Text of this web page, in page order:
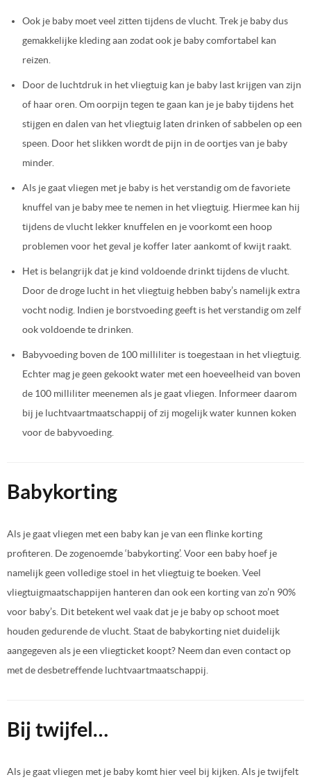
Ook je baby moet veel zitten tijdens de vlucht. Trek je baby dus
gemakkelijke kleding aan zodat ook je baby comfortabel kan
reizen.
Door de luchtdruk in het vliegtuig kan je baby last krijgen van zijn
of haar oren. Om oorpijn tegen te gaan kan je je baby tijdens het
stijgen en dalen van het vliegtuig laten drinken of sabbelen op een
speen. Door het slikken wordt de pijn in de oortjes van je baby
minder.
Als je gaat vliegen met je baby is het verstandig om de favoriete
knuffel van je baby mee te nemen in het vliegtuig. Hiermee kan hij
tijdens de vlucht lekker knuffelen en je voorkomt een hoop
problemen voor het geval je koffer later aankomt of kwijt raakt.
Het is belangrijk dat je kind voldoende drinkt tijdens de vlucht.
Door de droge lucht in het vliegtuig hebben baby’s namelijk extra
vocht nodig. Indien je borstvoeding geeft is het verstandig om zelf
ook voldoende te drinken.
Babyvoeding boven de 100 milliliter is toegestaan in het vliegtuig.
Echter mag je geen gekookt water met een hoeveelheid van boven
de 100 milliliter meenemen als je gaat vliegen. Informeer daarom
bij je luchtvaartmaatschappij of zij mogelijk water kunnen koken
voor de babyvoeding.
Babykorting
Als je gaat vliegen met een baby kan je van een flinke korting
profiteren. De zogenoemde ‘babykorting’. Voor een baby hoef je
namelijk geen volledige stoel in het vliegtuig te boeken. Veel
vliegtuigmaatschappijen hanteren dan ook een korting van zo’n 90%
voor baby’s. Dit betekent wel vaak dat je je baby op schoot moet
houden gedurende de vlucht. Staat de babykorting niet duidelijk
aangegeven als je een vliegticket koopt? Neem dan even contact op
met de desbetreffende luchtvaartmaatschappij.
Bij twijfel…
Als je gaat vliegen met je baby komt hier veel bij kijken. Als je twijfelt